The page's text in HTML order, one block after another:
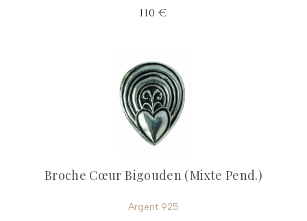
110 €
Broche Cœur Bigouden (Mixte Pend.)
Argent 925